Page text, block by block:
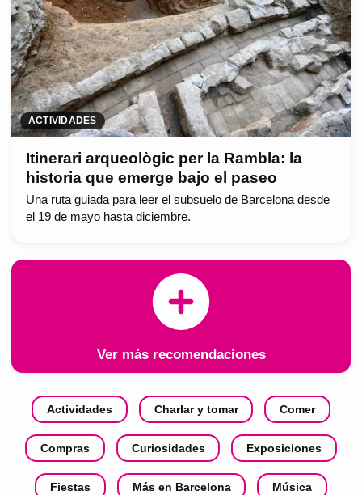
ACTIVIDADES
Itinerari arqueològic per la Rambla: la
historia que emerge bajo el paseo
Una ruta guiada para leer el subsuelo de Barcelona desde
el 19 de mayo hasta diciembre.
Ver más recomendaciones
Actividades Charlar y tomar Comer
Compras Curiosidades Exposiciones
Fiestas Más en Barcelona Música